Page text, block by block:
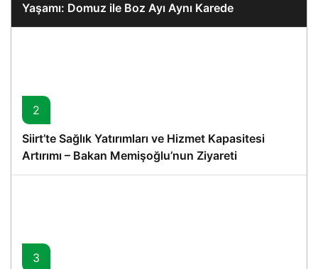
Yaşamı: Domuz ile Boz Ayı Aynı Karede
2
Siirt’te Sağlık Yatırımları ve Hizmet Kapasitesi
Artırımı – Bakan Memişoğlu’nun Ziyareti
3